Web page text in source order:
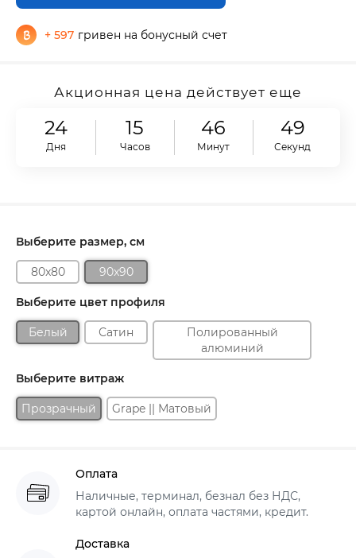
+ 597 гривен на бонусный счет
Акционная цена действует еще
24
Дня
15
Часов
46
Минут
48
Секунд
Выберите размер, см
80x80 90x90
Выберите цвет профиля
Белый Сатин
Полированный
алюминий
Выберите витраж
Прозрачный Grape || Матовый
Оплата
Наличные, терминал, безнал без НДС,
картой онлайн, оплата частями, кредит.
Доставка